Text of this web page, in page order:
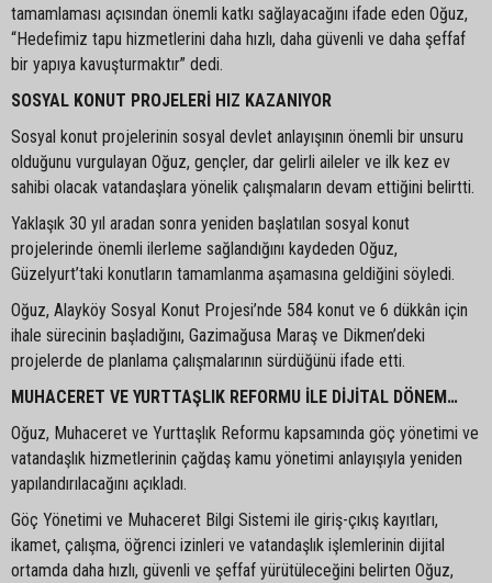
tamamlaması açısından önemli katkı sağlayacağını ifade eden Oğuz,
“Hedefimiz tapu hizmetlerini daha hızlı, daha güvenli ve daha şeffaf
bir yapıya kavuşturmaktır” dedi.
SOSYAL KONUT PROJELERİ HIZ KAZANIYOR
Sosyal konut projelerinin sosyal devlet anlayışının önemli bir unsuru
olduğunu vurgulayan Oğuz, gençler, dar gelirli aileler ve ilk kez ev
sahibi olacak vatandaşlara yönelik çalışmaların devam ettiğini belirtti.
Yaklaşık 30 yıl aradan sonra yeniden başlatılan sosyal konut
projelerinde önemli ilerleme sağlandığını kaydeden Oğuz,
Güzelyurt’taki konutların tamamlanma aşamasına geldiğini söyledi.
Oğuz, Alayköy Sosyal Konut Projesi’nde 584 konut ve 6 dükkân için
ihale sürecinin başladığını, Gazimağusa Maraş ve Dikmen’deki
projelerde de planlama çalışmalarının sürdüğünü ifade etti.
MUHACERET VE YURTTAŞLIK REFORMU İLE DİJİTAL DÖNEM…
Oğuz, Muhaceret ve Yurttaşlık Reformu kapsamında göç yönetimi ve
vatandaşlık hizmetlerinin çağdaş kamu yönetimi anlayışıyla yeniden
yapılandırılacağını açıkladı.
Göç Yönetimi ve Muhaceret Bilgi Sistemi ile giriş-çıkış kayıtları,
ikamet, çalışma, öğrenci izinleri ve vatandaşlık işlemlerinin dijital
ortamda daha hızlı, güvenli ve şeffaf yürütüleceğini belirten Oğuz,